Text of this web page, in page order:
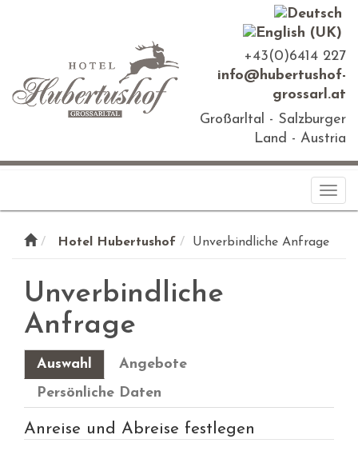
+43(0)6414 227
info@hubertushof-
grossarl.at
Großarltal - Salzburger
Land - Austria
Hotel Hubertushof Unverbindliche Anfrage
Unverbindliche
Anfrage
Auswahl
Angebote
Persönliche Daten
Anreise und Abreise festlegen